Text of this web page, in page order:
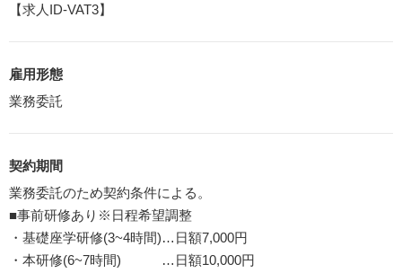
【求人ID-VAT3】
雇用形態
業務委託
契約期間
業務委託のため契約条件による。
■事前研修あり※日程希望調整
・基礎座学研修(3~4時間)…日額7,000円
・本研修(6~7時間) …日額10,000円